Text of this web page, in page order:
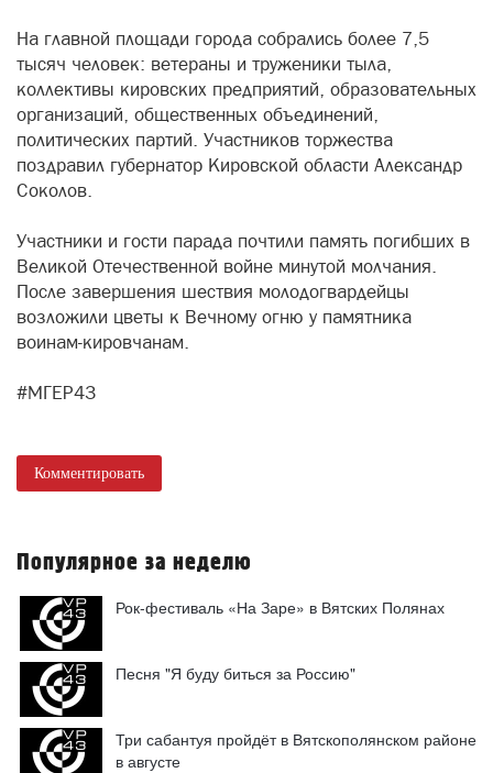
На главной площади города собрались более 7,5
тысяч человек: ветераны и труженики тыла,
коллективы кировских предприятий, образовательных
организаций, общественных объединений,
политических партий. Участников торжества
поздравил губернатор Кировской области Александр
Соколов.
Участники и гости парада почтили память погибших в
Великой Отечественной войне минутой молчания.
После завершения шествия молодогвардейцы
возложили цветы к Вечному огню у памятника
воинам-кировчанам.
#МГЕР43
Комментировать
Популярное за неделю
Рок-фестиваль «На Заре» в Вятских Полянах
Песня "Я буду биться за Россию"
Три сабантуя пройдёт в Вятскополянском районе
в августе